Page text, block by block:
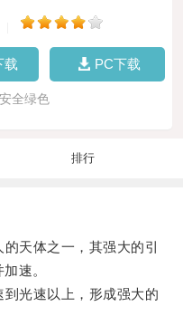
载 PC下载
全绿色
排行
天体之一，其强大的引
速。
光速以上，形成强大的